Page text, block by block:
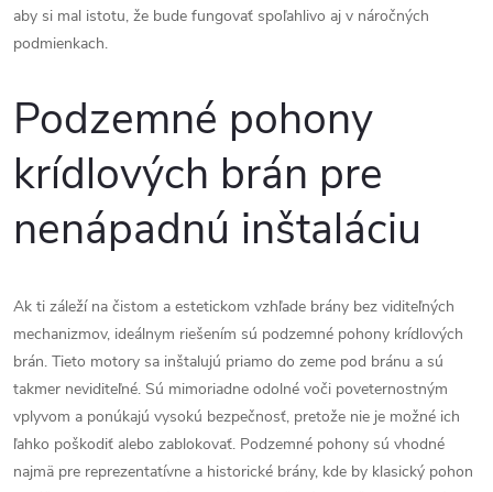
aby si mal istotu, že bude fungovať spoľahlivo aj v náročných
podmienkach.
Podzemné pohony
krídlových brán pre
nenápadnú inštaláciu
Ak ti záleží na čistom a estetickom vzhľade brány bez viditeľných
mechanizmov, ideálnym riešením sú podzemné pohony krídlových
brán. Tieto motory sa inštalujú priamo do zeme pod bránu a sú
takmer neviditeľné. Sú mimoriadne odolné voči poveternostným
vplyvom a ponúkajú vysokú bezpečnosť, pretože nie je možné ich
ľahko poškodiť alebo zablokovať. Podzemné pohony sú vhodné
najmä pre reprezentatívne a historické brány, kde by klasický pohon